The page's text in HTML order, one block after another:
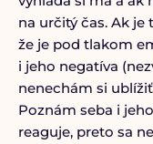
na určitý čas. Ak je
že je pod tlakom
i jeho negatíva
nenechám si
Poznám seba i
reaguje, preto sa